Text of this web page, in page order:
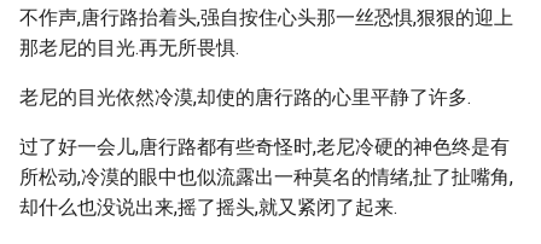
不作声,唐行路抬着头,强自按住心头那一丝恐惧,狠狠的迎上
那老尼的目光.再无所畏惧.
老尼的目光依然冷漠,却使的唐行路的心里平静了许多.
过了好一会儿,唐行路都有些奇怪时,老尼冷硬的神色终是有
所松动,冷漠的眼中也似流露出一种莫名的情绪,扯了扯嘴角,
却什么也没说出来,摇了摇头,就又紧闭了起来.